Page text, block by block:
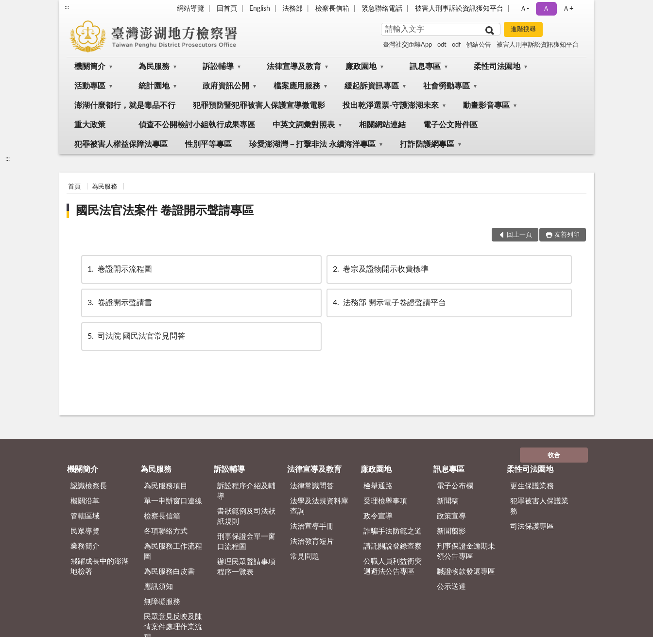
::: 網站導覽 回首頁 English 法務部 檢察長信箱 緊急聯絡電話 被害人刑事訴訟資訊獲知平台 Ａ- Ａ Ａ+
臺灣社交距離App odt odf 偵結公告 被害人刑事訴訟資訊獲知平台
機關簡介 為民服務 訴訟輔導 法律宣導及教育 廉政園地 訊息專區 柔性司法園地
活動專區 統計園地 政府資訊公開 檔案應用服務 緩起訴資訊專區 社會勞動專區
澎湖什麼都行，就是毒品不行 犯罪預防暨犯罪被害人保護宣導微電影 投出乾淨選票-守護澎湖未來 動畫影音專區
重大政策 偵查不公開檢討小組執行成果專區 中英文詞彙對照表 相關網站連結 電子公文附件區
犯罪被害人權益保障法專區 性別平等專區 珍愛澎湖灣－打擊非法 永續海洋專區 打詐防護網專區
:::
首頁 為民服務
國民法官法案件 卷證開示聲請專區
回上一頁 友善列印
1 卷證開示流程圖 2 卷宗及證物開示收費標準
3 卷證開示聲請書 4 法務部 開示電子卷證聲請平台
5 司法院 國民法官常見問答
收合
機關簡介
認識檢察長
機關沿革
管轄區域
民眾導覽
業務簡介
飛躍成長中的澎湖
地檢署
為民服務
為民服務項目
單一申辦窗口連線
檢察長信箱
各項聯絡方式
為民服務工作流程
圖
為民服務白皮書
應訊須知
無障礙服務
民眾意見反映及陳
情案件處理作業流
訴訟輔導
訴訟程序介紹及輔
導
書狀範例及司法狀
紙規則
刑事保證金單一窗
口流程圖
辦理民眾聲請事項
程序一覽表
法律宣導及教育
法律常識問答
法學及法規資料庫
查詢
法治宣導手冊
法治教育短片
常見問題
廉政園地
檢舉通路
受理檢舉事項
政令宣導
詐騙手法防範之道
請託關說登錄查察
公職人員利益衝突
迴避法公告專區
訊息專區
電子公布欄
新聞稿
政策宣導
新聞翦影
刑事保證金逾期未
領公告專區
贓證物款發還專區
公示送達
柔性司法園地
更生保護業務
犯罪被害人保護業
務
司法保護專區